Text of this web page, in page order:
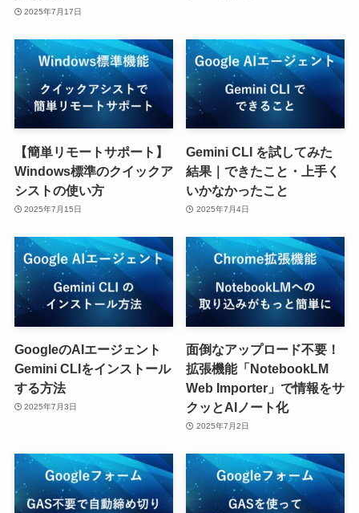
2025年7月17日
【簡単リモートサポート】
Windows標準のクイックア
シストの使い方
2025年7月15日
Gemini CLI を試してみた
結果｜できたこと・上手く
いかなかったこと
2025年7月4日
GoogleのAIエージェント
Gemini CLIをインストール
する方法
2025年7月3日
面倒なアップロード不要！
拡張機能「NotebookLM
Web Importer」で情報をサ
クッとAIノート化
2025年7月2日